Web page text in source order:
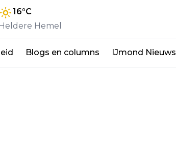
16°C
Hemel
Blogs en columns IJmond Nieuws